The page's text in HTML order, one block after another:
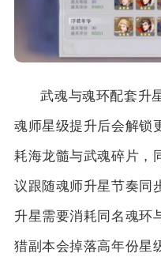
武魂与魂环配套升
魂师星级提升后会解锁
耗海龙髓与武魂碎片，
议跟随魂师升星节奏同
升星需要消耗同名魂环
猎副本会掉落高年份星